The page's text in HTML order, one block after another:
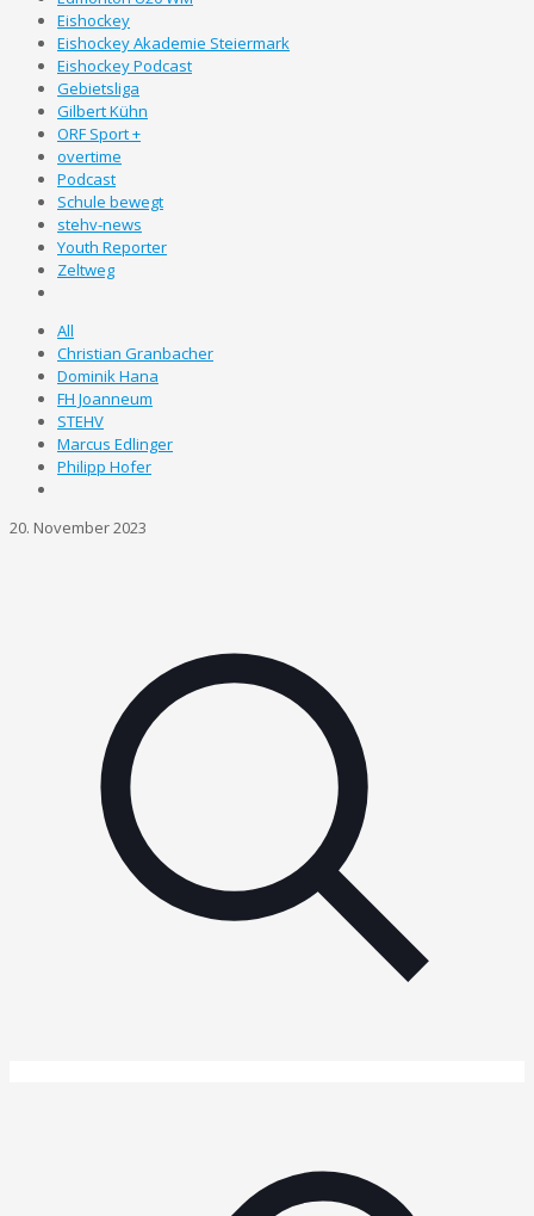
Eishockey
Eishockey Akademie Steiermark
Eishockey Podcast
Gebietsliga
Gilbert Kühn
ORF Sport +
overtime
Podcast
Schule bewegt
stehv-news
Youth Reporter
Zeltweg
All
Christian Granbacher
Dominik Hana
FH Joanneum
STEHV
Marcus Edlinger
Philipp Hofer
20. November 2023